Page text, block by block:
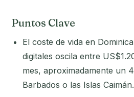
Puntos Clave
El coste de vida en
digitales oscila entre
mes, aproximadamente un
Barbados o las Islas Caimán.